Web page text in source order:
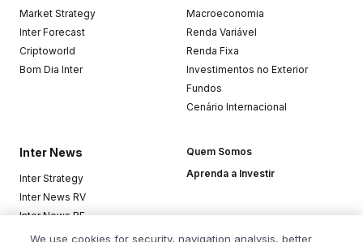
Market Strategy
Inter Forecast
Criptoworld
Bom Dia Inter
Macroeconomia
Renda Variável
Renda Fixa
Investimentos no Exterior
Fundos
Cenário Internacional
Inter News
Inter Strategy
Inter News RV
Inter News RF
Top Funds
Quem Somos
Aprenda a Investir
We use cookies for security, navigation analysis, better